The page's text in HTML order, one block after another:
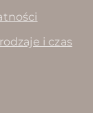
i czas